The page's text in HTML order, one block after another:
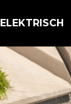
ELEKTRISCH